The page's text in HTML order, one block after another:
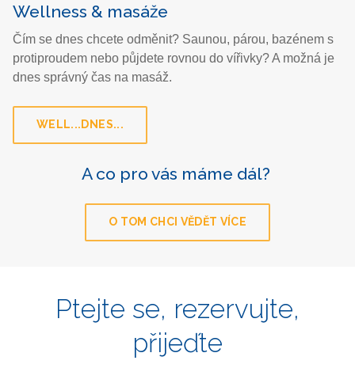
Wellness & masáže
Čím se dnes chcete odměnit? Saunou, párou, bazénem s
protiproudem nebo půjdete rovnou do vířivky? A možná je
dnes správný čas na masáž.
WELL...DNES...
A co pro vás máme dál?
O TOM CHCI VĚDĚT VÍCE
Ptejte se, rezervujte,
přijeďte